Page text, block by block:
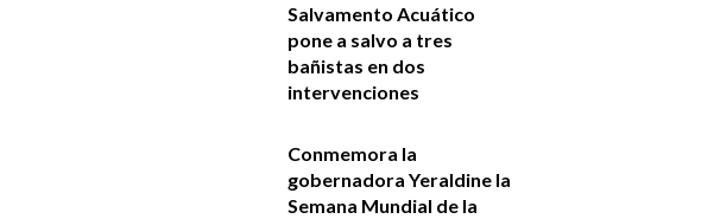
Salvamento Acuático
pone a salvo a tres
bañistas en dos
intervenciones
Conmemora la
gobernadora Yeraldine la
Semana Mundial de la